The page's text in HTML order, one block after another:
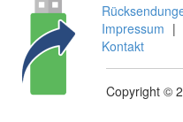
Impressum |
Kontakt
Copyright ©